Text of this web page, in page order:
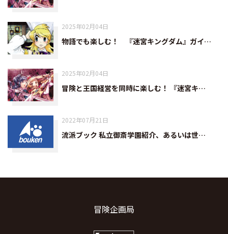
2025年02月04日
物語でも楽しむ！ 『迷宮キングダム』ガイ…
2025年02月04日
冒険と王国経営を同時に楽しむ！ 『迷宮キ…
2022年07月21日
流派ブック 私立御斎学園紹介、あるいは世…
冒険企画局